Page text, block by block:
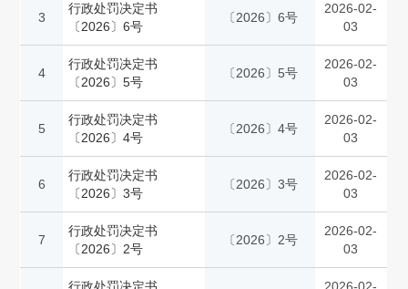
3
行政处罚决定书
〔2026〕6号
〔2026〕6号
2026-02-
03
4
行政处罚决定书
〔2026〕5号
〔2026〕5号
2026-02-
03
5
行政处罚决定书
〔2026〕4号
〔2026〕4号
2026-02-
03
6
行政处罚决定书
〔2026〕3号
〔2026〕3号
2026-02-
03
7
行政处罚决定书
〔2026〕2号
〔2026〕2号
2026-02-
03